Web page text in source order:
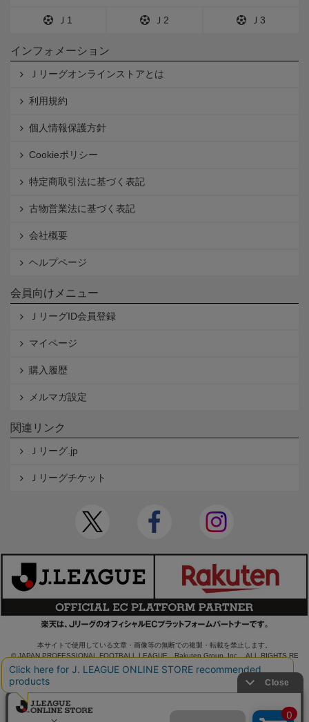
Ｊ1 Ｊ2 Ｊ3
インフォメーション
Ｊリーグオンラインストアとは
利用規約
個人情報保護方針
Cookieポリシー
特定商取引法に基づく表記
古物営業法に基づく表記
会社概要
ヘルプページ
会員向けメニュー
ＪリーグID会員登録
マイページ
購入履歴
メルマガ設定
関連リンク
Ｊリーグ.jp
Ｊリーグチケット
本サイトで使用している文章・画像等の無断での複製・転載を禁止します。
© JAPAN PROFESSIONAL FOOTBALL LEAGUE Rakuten Group, Inc. ALL RIGHTS RE
SERVED.